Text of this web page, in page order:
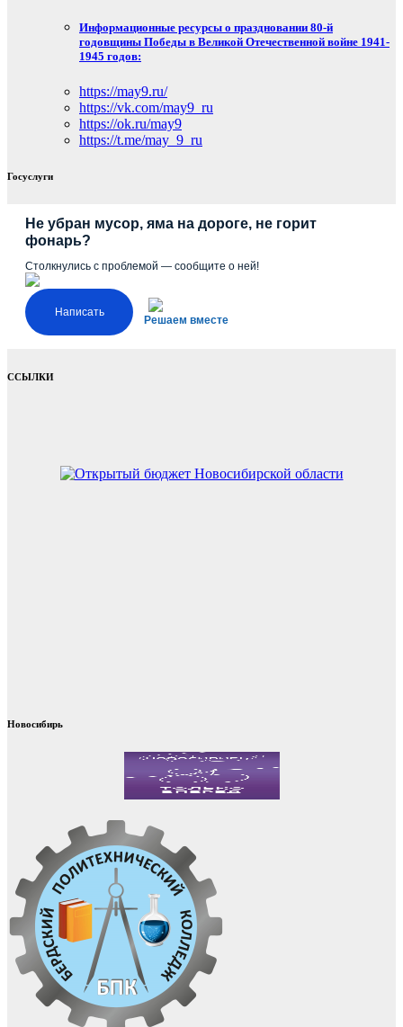
Информационные ресурсы о праздновании 80-й
годовщины Победы в Великой Отечественной войне 1941-
1945 годов:
https://may9.ru/
https://vk.com/may9_ru
https://ok.ru/may9
https://t.me/may_9_ru
Госуслуги
Не убран мусор, яма на дороге, не горит
фонарь?
Столкнулись с проблемой — сообщите о ней!
Написать
Решаем вместе
ССЫЛКИ
Новосибирь